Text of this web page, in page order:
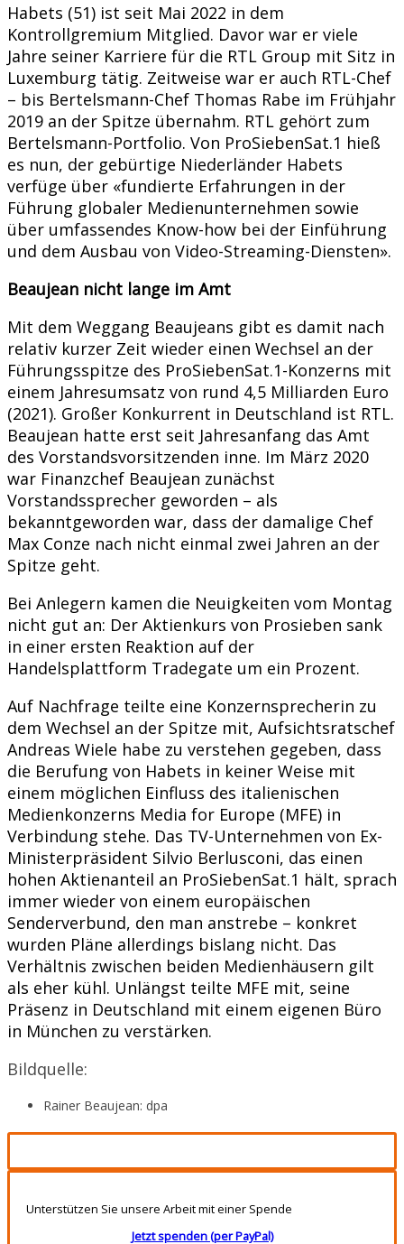
Habets (51) ist seit Mai 2022 in dem
Kontrollgremium Mitglied. Davor war er viele
Jahre seiner Karriere für die RTL Group mit Sitz in
Luxemburg tätig. Zeitweise war er auch RTL-Chef
– bis Bertelsmann-Chef Thomas Rabe im Frühjahr
2019 an der Spitze übernahm. RTL gehört zum
Bertelsmann-Portfolio. Von ProSiebenSat.1 hieß
es nun, der gebürtige Niederländer Habets
verfüge über «fundierte Erfahrungen in der
Führung globaler Medienunternehmen sowie
über umfassendes Know-how bei der Einführung
und dem Ausbau von Video-Streaming-Diensten».
Beaujean nicht lange im Amt
Mit dem Weggang Beaujeans gibt es damit nach
relativ kurzer Zeit wieder einen Wechsel an der
Führungsspitze des ProSiebenSat.1-Konzerns mit
einem Jahresumsatz von rund 4,5 Milliarden Euro
(2021). Großer Konkurrent in Deutschland ist RTL.
Beaujean hatte erst seit Jahresanfang das Amt
des Vorstandsvorsitzenden inne. Im März 2020
war Finanzchef Beaujean zunächst
Vorstandssprecher geworden – als
bekanntgeworden war, dass der damalige Chef
Max Conze nach nicht einmal zwei Jahren an der
Spitze geht.
Bei Anlegern kamen die Neuigkeiten vom Montag
nicht gut an: Der Aktienkurs von Prosieben sank
in einer ersten Reaktion auf der
Handelsplattform Tradegate um ein Prozent.
Auf Nachfrage teilte eine Konzernsprecherin zu
dem Wechsel an der Spitze mit, Aufsichtsratschef
Andreas Wiele habe zu verstehen gegeben, dass
die Berufung von Habets in keiner Weise mit
einem möglichen Einfluss des italienischen
Medienkonzerns Media for Europe (MFE) in
Verbindung stehe. Das TV-Unternehmen von Ex-
Ministerpräsident Silvio Berlusconi, das einen
hohen Aktienanteil an ProSiebenSat.1 hält, sprach
immer wieder von einem europäischen
Senderverbund, den man anstrebe – konkret
wurden Pläne allerdings bislang nicht. Das
Verhältnis zwischen beiden Medienhäusern gilt
als eher kühl. Unlängst teilte MFE mit, seine
Präsenz in Deutschland mit einem eigenen Büro
in München zu verstärken.
Bildquelle:
Rainer Beaujean: dpa
Unterstützen Sie unsere Arbeit mit einer Spende
Jetzt spenden (per PayPal)